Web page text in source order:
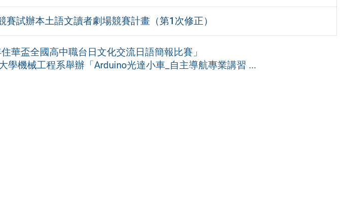
賽試辦本土語文讀者劇場競賽計畫（第1次修正）
住華盃全國高中職台日文化交流日語簡報比賽」
學機械工程系舉辦「Arduino光達小車_自主導航專業講習 ...